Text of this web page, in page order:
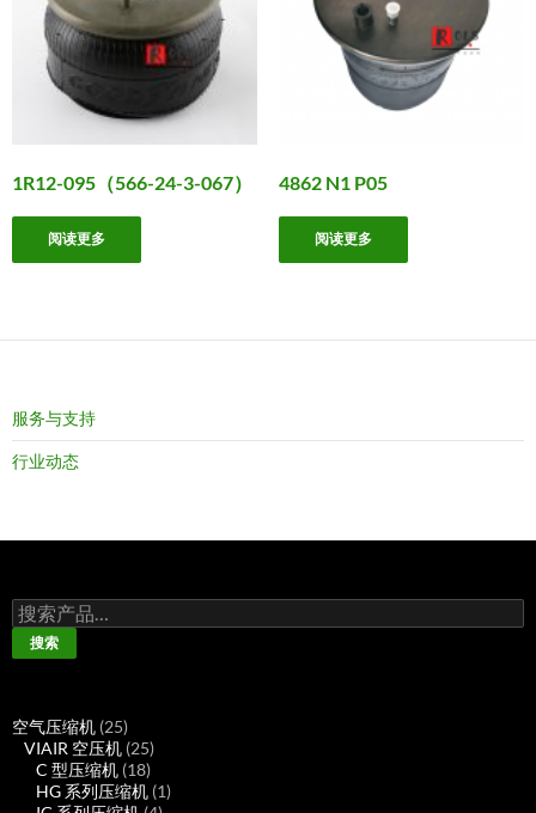
1R12-095（566-24-3-067）
阅读更多
4862 N1 P05
阅读更多
服务与支持
行业动态
搜
索：
搜索
空气压缩机 2525
个
产
品
VIAIR 空压机 2525
个
产
C 型压缩机 1818
个
HG 系列压缩机 11